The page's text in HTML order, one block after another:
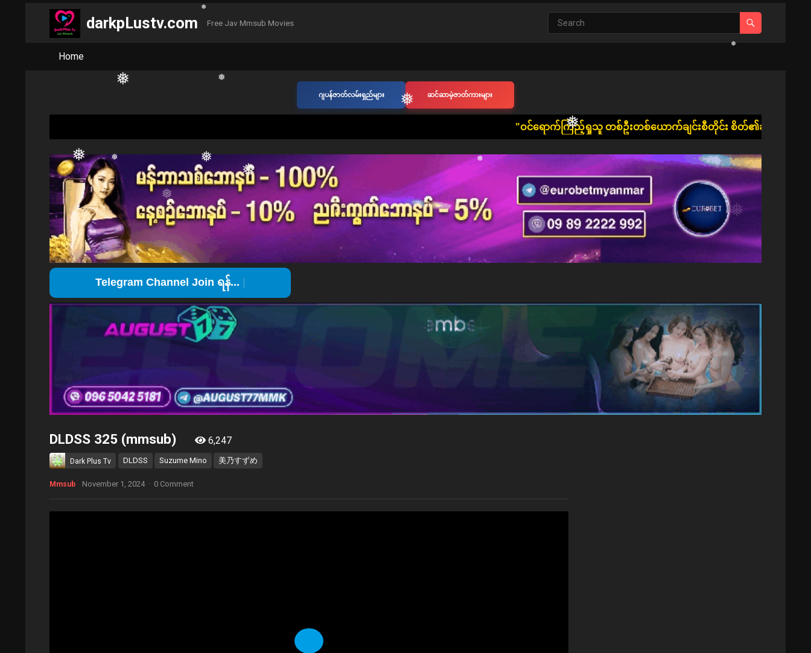
❅
❅
❅
❅
❅
❅
❅
❅
❅
darkpLustv.com Free Jav Mmsub Movies
Home
ဂျပန်ဇာတ်လမ်းရှည်များ ဆင်ဆာမဲ့ဇာတ်ကားများ
​"ဝင်ရောက်ကြည့်ရှုသူ တစ်ဦးတစ်ယောက်ချင်းစီတိုင်း စိတ်၏ချမ်းသာခြင်း၊ ကိုယ်၏ကျန်းမ
T
DLDSS 325 (mmsub) 6,247
Dark Plus Tv DLDSS Suzume Mino 美乃すずめ
Mmsub November 1, 2024 · 0 Comment